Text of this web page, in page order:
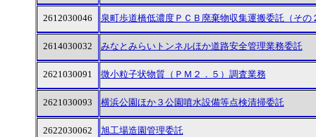
2612030046 泉町歩道橋低濃度ＰＣＢ廃棄物収集運搬委託（その
2614030032 みなとみらいトンネルほか道路安全管理業務委託
2621030091 微小粒子状物質（ＰＭ２．５）調査業務
2621030093 横浜公園ほか３公園噴水設備等点検清掃委託
2622030062 旭工場造園管理委託